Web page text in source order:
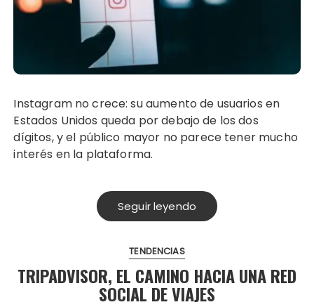
Instagram no crece: su aumento de usuarios en
Estados Unidos queda por debajo de los dos
dígitos, y el público mayor no parece tener mucho
interés en la plataforma.
Seguir leyendo
TENDENCIAS
TRIPADVISOR, EL CAMINO HACIA UNA RED
SOCIAL DE VIAJES